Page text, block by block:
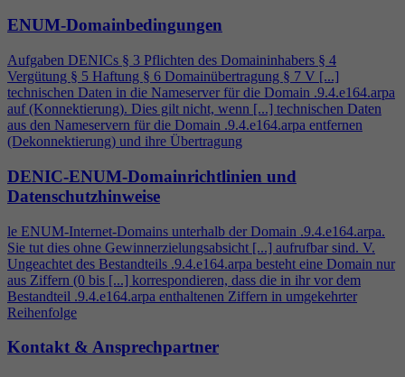
ENUM-Domainbedingungen
Aufgaben DENICs § 3 Pflichten des Domaininhabers § 4
Vergütung § 5 Haftung § 6 Domainübertragung § 7 V [...]
technischen Daten in die Nameserver für die Domain .9.4.e164.arpa
auf (Konnektierung). Dies gilt nicht, wenn [...] technischen Daten
aus den Nameservern für die Domain .9.4.e164.arpa entfernen
(Dekonnektierung) und ihre Übertragung
DENIC-ENUM-Domainrichtlinien und
Datenschutzhinweise
le ENUM-Internet-Domains unterhalb der Domain .9.4.e164.arpa.
Sie tut dies ohne Gewinnerzielungsabsicht [...] aufrufbar sind. V.
Ungeachtet des Bestandteils .9.4.e164.arpa besteht eine Domain nur
aus Ziffern (0 bis [...] korrespondieren, dass die in ihr vor dem
Bestandteil .9.4.e164.arpa enthaltenen Ziffern in umgekehrter
Reihenfolge
Kontakt & Ansprechpartner